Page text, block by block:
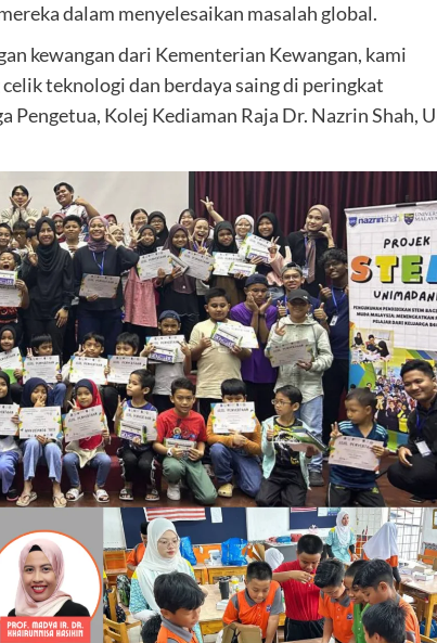
dalam menyelesaikan masalah global.
kewangan dari Kementerian Kewangan, kami
teknologi dan berdaya saing di peringkat
Pengetua, Kolej Kediaman Raja Dr. Nazrin Shah,